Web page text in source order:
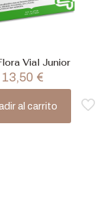
Vial Junior
13,50 €
al carrito